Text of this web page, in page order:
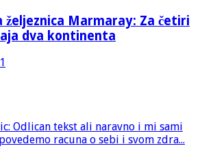
željeznica Marmaray: Za četiri
dva kontinenta
1
Odlican tekst ali naravno i mi sami
racuna o sebi i svom zdra...